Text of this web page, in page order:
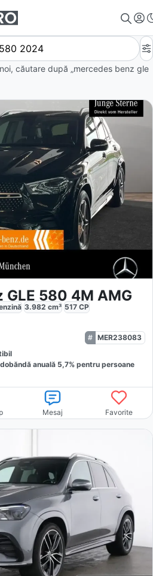
căutare după „mercedes benz gle
GLE 580 4M AMG
3.982 cm³ 517 CP
MER238083
anuală 5,7% pentru persoane
Mesaj Favorite